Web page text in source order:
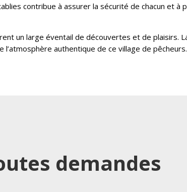
contribue à assurer la sécurité de chacun et à
un large éventail de découvertes et de plaisirs.
authentique de ce village de pêcheurs.
demandes